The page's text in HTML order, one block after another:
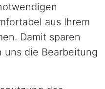
aus Ihrem
Damit sparen
uns die Bearbeitung